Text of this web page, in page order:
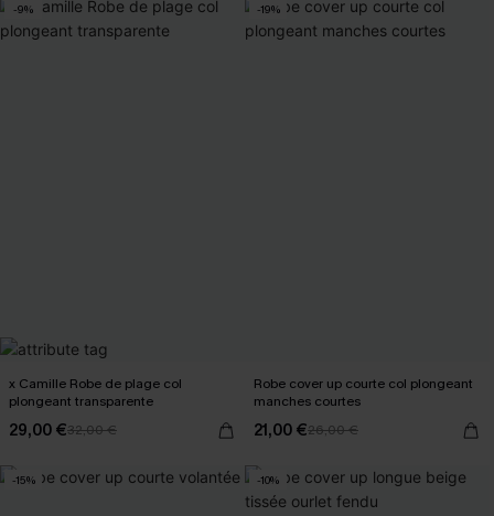
-9%
x Camille Robe de plage col
plongeant transparente
29,00 €32,00 €
-19%
Robe cover up courte col plongeant
manches courtes
21,00 €26,00 €
-15% -10%